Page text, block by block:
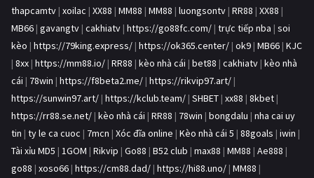
thapcamtv | xoilac | XX88 | MM88 | MM88 | luongsontv | RR88 | XX88 |
MB66 | gavangtv | cakhiatv | https://go88fc.com/ | trực tiếp nba | soi
kèo | https://79king.express/ | https://ok365.center/ | ok9 | MB66 | KJC
| 8xx | https://mm88.io/ | RR88 | kèo nhà cái | bet88 | cakhiatv | kèo nhà
cái | 78win | https://f8beta2.me/ | https://rikvip97.art/ |
https://sunwin97.art/ | https://kclub.team/ | SHBET | xx88 | 8kbet |
https://rr88.se.net/ | kèo nhà cái | RR88 | 78win | bongdalu | nha cai uy
tin | ty le ca cuoc | 7mcn | Xóc đĩa online | Kèo nhà cái 5 | 88goals | iwin |
Tài xỉu MD5 | 1GOM | Rikvip | Go88 | B52 club | max88 | MM88 | Ae888 |
go88 | xoso66 | https://cm88.dad/ | https://hi88.uno/ | MM88 |